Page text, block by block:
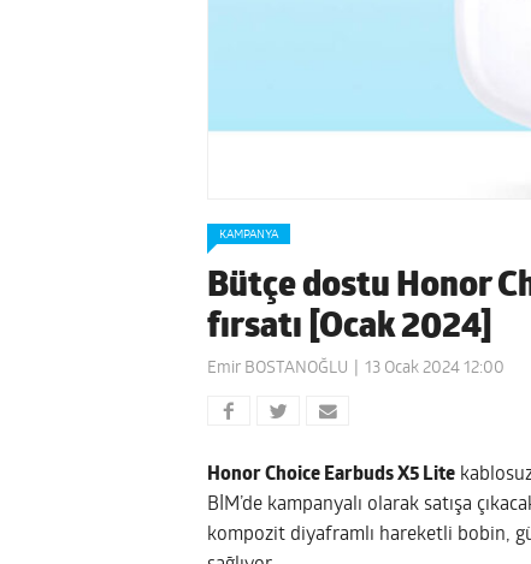
KAMPANYA
Bütçe dostu Honor
fırsatı [Ocak 2024]
Emir BOSTANOĞLU 13 Ocak 2024 12:00
Honor Choice Earbuds X5 Lite
BİM’de kampanyalı olarak satışa
kompozit diyaframlı hareketli bobin,